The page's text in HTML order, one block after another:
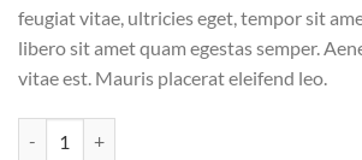
feugiat vitae, ultricies eget, tempor sit
libero sit amet quam egestas semper.
vitae est. Mauris placerat eleifend leo.